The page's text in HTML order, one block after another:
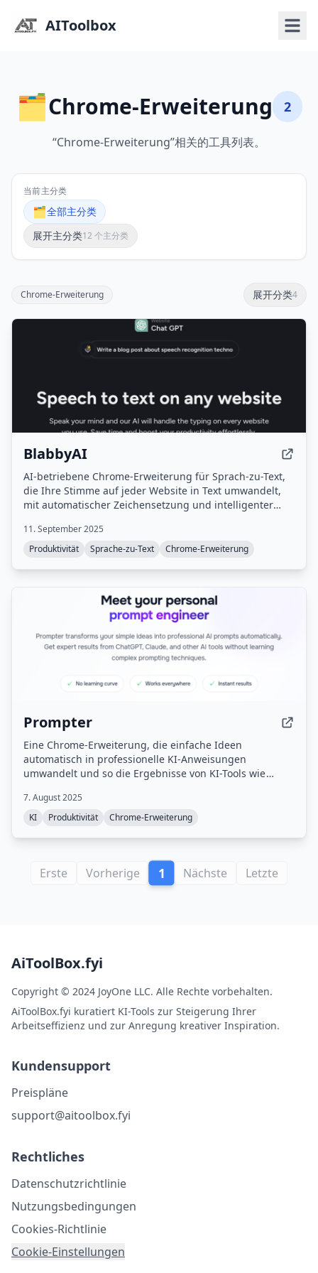
AIToolbox
🗂️Chrome-Erweiterung 2
“Chrome-Erweiterung”相关的工具列表。
当前主分类
🗂️全部主分类
展开主分类12 个主分类
Chrome-Erweiterung 展开分类4
BlabbyAI
AI-betriebene Chrome-Erweiterung für Sprach-zu-Text,
die Ihre Stimme auf jeder Website in Text umwandelt,
mit automatischer Zeichensetzung und intelligenter
11. September 2025
Produktivität
Sprache-zu-Text Chrome-Erweiterung
Prompter
Eine Chrome-Erweiterung, die einfache Ideen
automatisch in professionelle KI-Anweisungen
umwandelt und so die Ergebnisse von KI-Tools wie
7. August 2025
KI
Produktivität Chrome-Erweiterung
Erste Vorherige 1 Nächste Letzte
AiToolBox.fyi
Copyright © 2024 JoyOne LLC. Alle Rechte vorbehalten.
AiToolBox.fyi kuratiert KI-Tools zur Steigerung Ihrer
Arbeitseffizienz und zur Anregung kreativer Inspiration.
Kundensupport
Preispläne
support@aitoolbox.fyi
Rechtliches
Datenschutzrichtlinie
Nutzungsbedingungen
Cookies-Richtlinie
Cookie-Einstellungen